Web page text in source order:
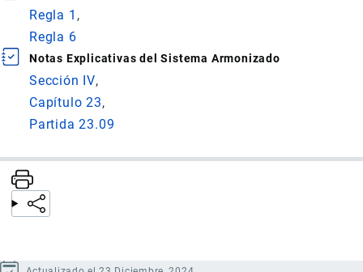
Regla 1
Regla 6
Notas Explicativas del Sistema Armonizado
Sección IV
Capítulo 23
Partida 23.09